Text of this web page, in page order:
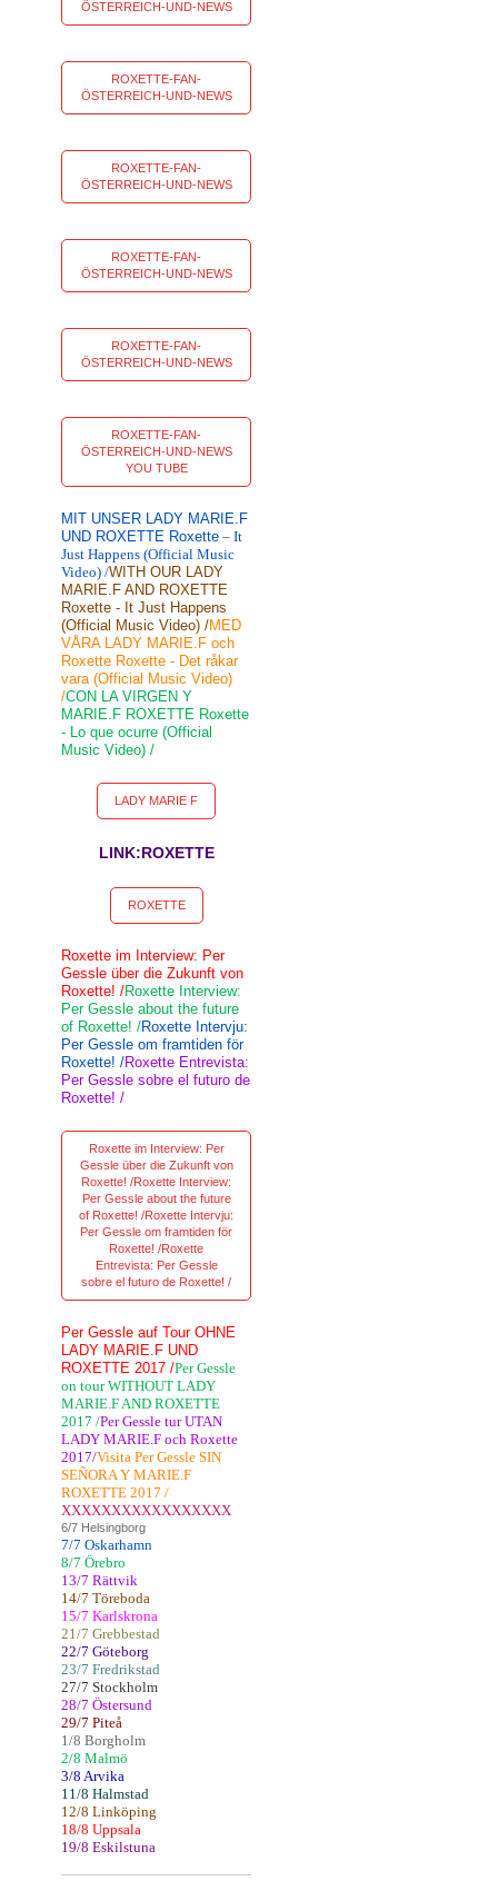
ÖSTERREICH-UND-NEWS
ROXETTE-FAN-
ÖSTERREICH-UND-NEWS
ROXETTE-FAN-
ÖSTERREICH-UND-NEWS
ROXETTE-FAN-
ÖSTERREICH-UND-NEWS
ROXETTE-FAN-
ÖSTERREICH-UND-NEWS
ROXETTE-FAN-
ÖSTERREICH-UND-NEWS
YOU TUBE
MIT UNSER LADY MARIE.F
UND ROXETTE Roxette – It
Just Happens (Official Music
Video) /WITH OUR LADY
MARIE.F AND ROXETTE
Roxette - It Just Happens
(Official Music Video) /MED
VÅRA LADY MARIE.F och
Roxette Roxette - Det råkar
vara (Official Music Video)
/CON LA VIRGEN Y
MARIE.F ROXETTE Roxette
- Lo que ocurre (Official
Music Video) /
LADY MARIE F
LINK:ROXETTE
ROXETTE
Roxette im Interview: Per
Gessle über die Zukunft von
Roxette! /Roxette Interview:
Per Gessle about the future
of Roxette! /Roxette Intervju:
Per Gessle om framtiden för
Roxette! /Roxette Entrevista:
Per Gessle sobre el futuro de
Roxette! /
Roxette im Interview: Per
Gessle über die Zukunft von
Roxette! /Roxette Interview:
Per Gessle about the future
of Roxette! /Roxette Intervju:
Per Gessle om framtiden för
Roxette! /Roxette
Entrevista: Per Gessle
sobre el futuro de Roxette! /
Per Gessle auf Tour OHNE
LADY MARIE.F UND
ROXETTE 2017 /Per Gessle
on tour WITHOUT LADY
MARIE.F AND ROXETTE
2017 /Per Gessle tur UTAN
LADY MARIE.F och Roxette
2017/Visita Per Gessle SIN
SEÑORA Y MARIE.F
ROXETTE 2017 /
XXXXXXXXXXXXXXXXX
6/7 Helsingborg
7/7 Oskarhamn
8/7 Örebro
13/7 Rättvik
14/7 Töreboda
15/7 Karlskrona
21/7 Grebbestad
22/7 Göteborg
23/7 Fredrikstad
27/7 Stockholm
28/7 Östersund
29/7 Piteå
1/8 Borgholm
2/8 Malmö
3/8 Arvika
11/8 Halmstad
12/8 Linköping
18/8 Uppsala
19/8 Eskilstuna